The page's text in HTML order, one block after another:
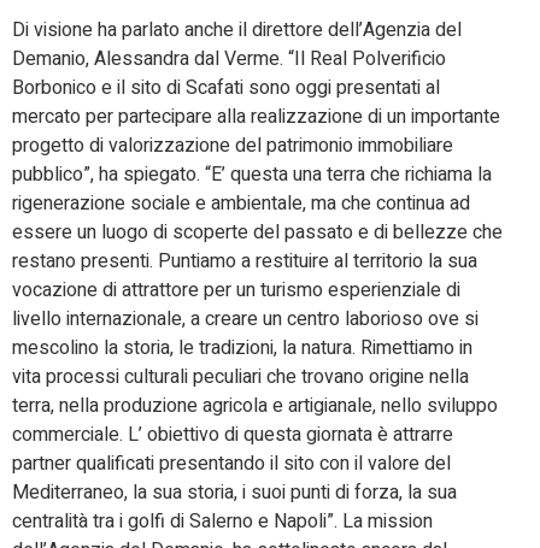
Di visione ha parlato anche il direttore dell’Agenzia del
Demanio, Alessandra dal Verme. “Il Real Polverificio
Borbonico e il sito di Scafati sono oggi presentati al
mercato per partecipare alla realizzazione di un importante
progetto di valorizzazione del patrimonio immobiliare
pubblico”, ha spiegato. “E’ questa una terra che richiama la
rigenerazione sociale e ambientale, ma che continua ad
essere un luogo di scoperte del passato e di bellezze che
restano presenti. Puntiamo a restituire al territorio la sua
vocazione di attrattore per un turismo esperienziale di
livello internazionale, a creare un centro laborioso ove si
mescolino la storia, le tradizioni, la natura. Rimettiamo in
vita processi culturali peculiari che trovano origine nella
terra, nella produzione agricola e artigianale, nello sviluppo
commerciale. L’ obiettivo di questa giornata è attrarre
partner qualificati presentando il sito con il valore del
Mediterraneo, la sua storia, i suoi punti di forza, la sua
centralità tra i golfi di Salerno e Napoli”. La mission